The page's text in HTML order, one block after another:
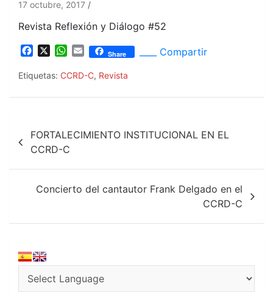
17 octubre, 2017
Revista Reflexión y Diálogo #52
c
b
k
W
a
s
p
E
a
l
Share ____ Compartir
Etiquetas: CCRD-C, Revista
Navegación
de
entradas
FORTALECIMIENTO INSTITUCIONAL EN EL
CCRD-C
Concierto del cantautor Frank Delgado en el
CCRD-C